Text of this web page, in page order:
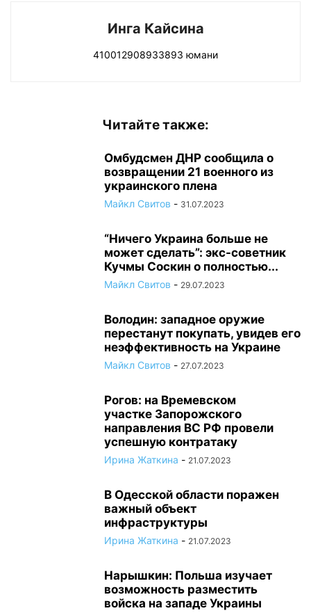
Инга Кайсина
410012908933893 юмани
Читайте также:
Омбудсмен ДНР сообщила о
возвращении 21 военного из
украинского плена
Майкл Свитов - 31.07.2023
“Ничего Украина больше не
может сделать”: экс-советник
Кучмы Соскин о полностью...
Майкл Свитов - 29.07.2023
Володин: западное оружие
перестанут покупать, увидев его
неэффективность на Украине
Майкл Свитов - 27.07.2023
Рогов: на Времевском
участке Запорожского
направления ВС РФ провели
успешную контратаку
Ирина Жаткина - 21.07.2023
В Одесской области поражен
важный объект
инфраструктуры
Ирина Жаткина - 21.07.2023
Нарышкин: Польша изучает
возможность разместить
войска на западе Украины